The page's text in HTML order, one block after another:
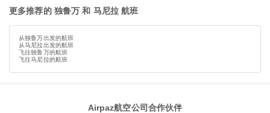
更多推荐的 独鲁万 和 马尼拉 航班
从独鲁万出发的航班
从马尼拉出发的航班
飞往独鲁万的航班
飞往马尼拉的航班
Airpaz航空公司合作伙伴